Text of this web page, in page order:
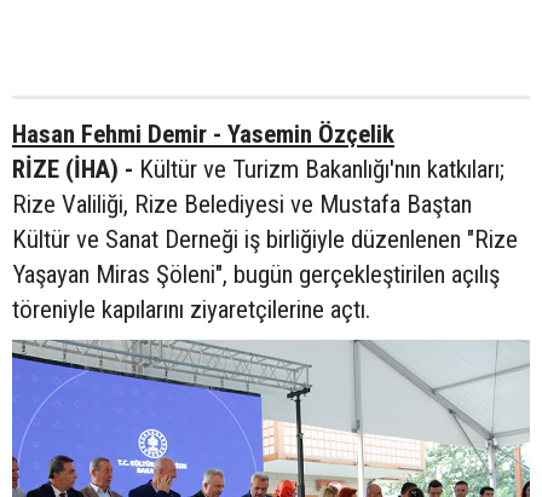
Hasan Fehmi Demir - Yasemin Özçelik
RİZE (İHA) - Kültür ve Turizm Bakanlığı'nın katkıları;
Rize Valiliği, Rize Belediyesi ve Mustafa Baştan
Kültür ve Sanat Derneği iş birliğiyle düzenlenen "Rize
Yaşayan Miras Şöleni", bugün gerçekleştirilen açılış
töreniyle kapılarını ziyaretçilerine açtı.